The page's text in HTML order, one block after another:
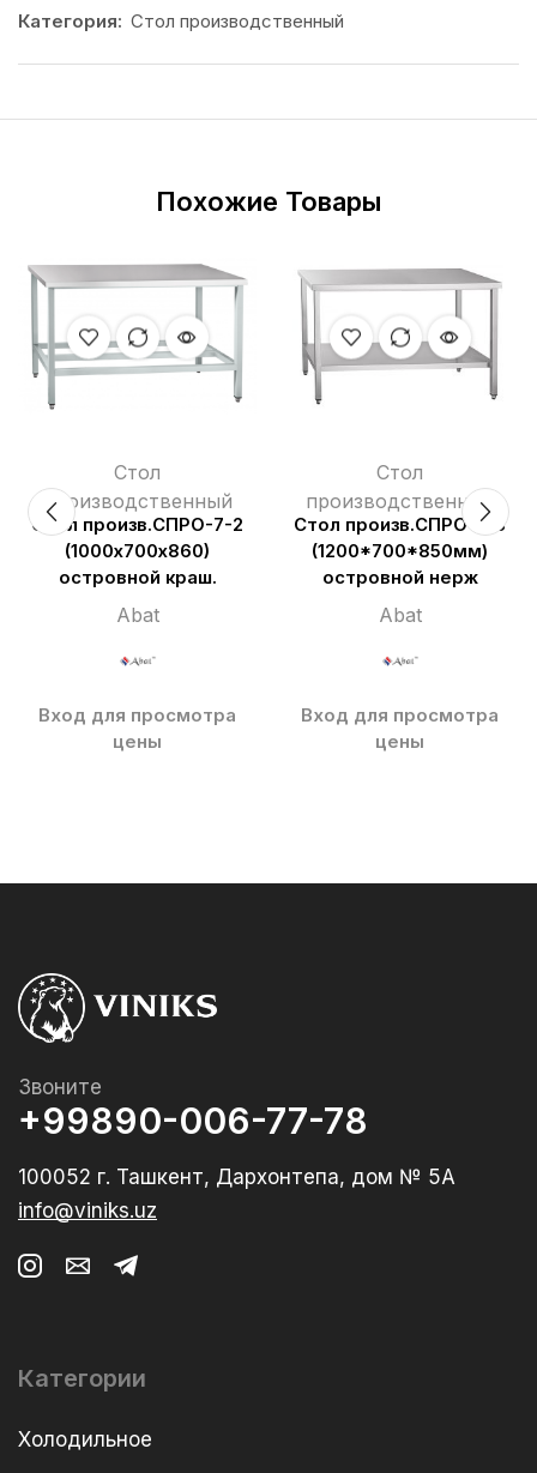
Категория: Стол производственный
Похожие Товары
Стол
производственный
Стол произв.СПРО-7-2
(1000х700х860)
островной краш.
Abat
Вход для просмотра
цены
Стол
производственный
Стол произв.СПРО-7-3
(1200*700*850мм)
островной нерж
Abat
Вход для просмотра
цены
Звоните
+99890-006-77-78
100052 г. Ташкент, Дархонтепа, дом № 5А
info@viniks.uz
Категории
Холодильное